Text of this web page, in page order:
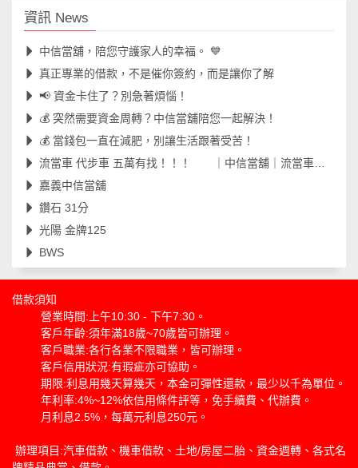
資訊 News
中信當舖，陪您守護家人的幸福。 💙
真正專業的借款，不是催你簽約，而是讓你了解
📢 資金卡住了？別急著煩惱！
💰 突然需要資金周轉？中信當舖陪您一起解決！
💰 當錢包一直在減肥，別讓生活跟著受苦！
流當車 代步車 五萬有找！！！ ｜中信當舖｜流當車｜代步車｜工地車｜嘉義當舖｜
嘉義中信當舖
鑽石 31分
光陽 金牌125
BWS
借款須知
營業時間:上午10:30 - 下午7:30。
客戶年齡:須年滿18歲~70歲皆可辦理。
客戶職業:各行各業不限職業，皆可辦理。
客戶信用狀況:有瑕疵亦可協助。
期限:利息用幾天算幾天，本金可彈性還款，最少以千為單位。
年利率:4%~12%依信用條件評等，免手續費、代辦費。
月利息2.5%，每萬元利息250元。
辦理項目:汽車借款、機車借款、土地/房屋二胎、資金週轉、各式名